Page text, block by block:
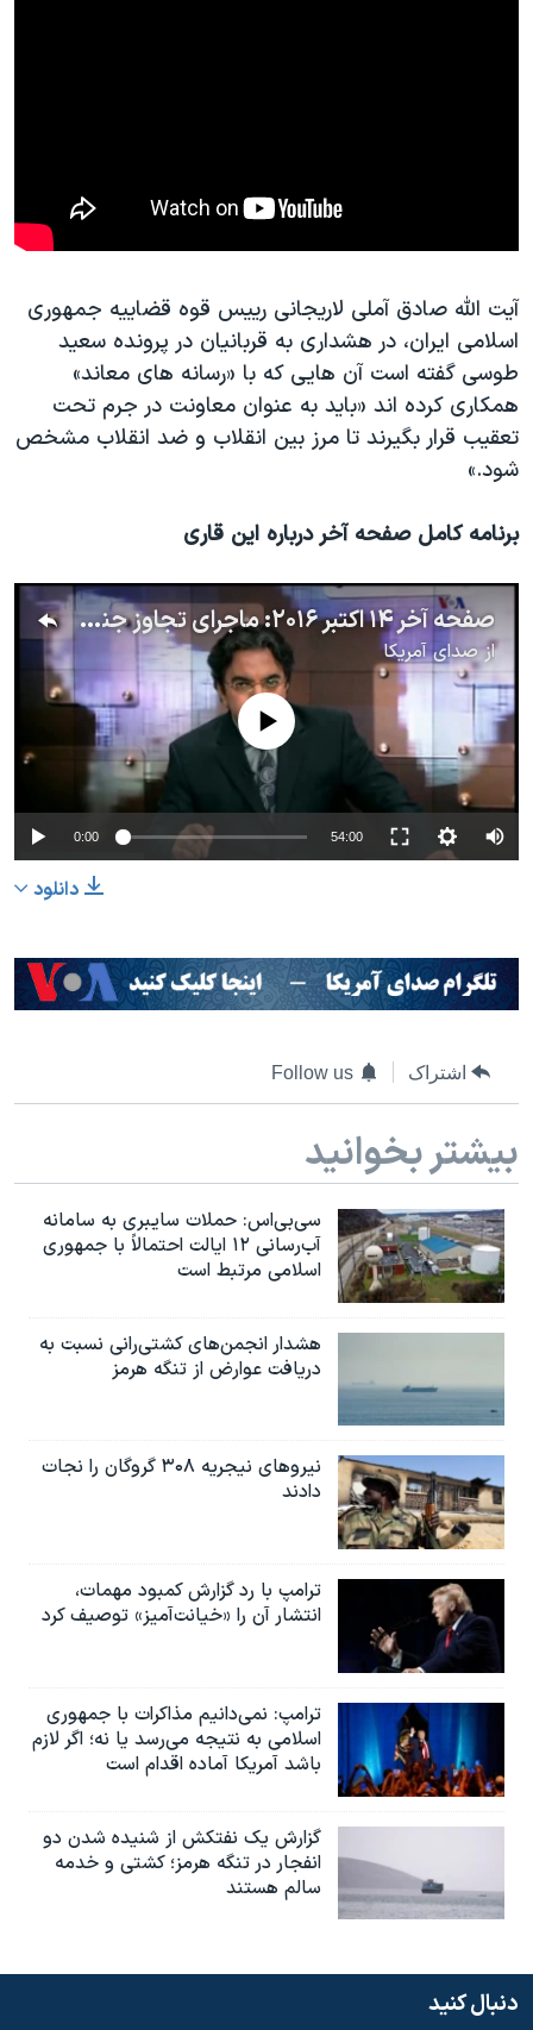
آیت الله صادق آملی لاریجانی رییس قوه قضاییه جمهوری
اسلامی ایران، در هشداری به قربانیان در پرونده سعید
طوسی گفته است آن هایی که با «رسانه های معاند»
همکاری کرده اند «باید به عنوان معاونت در جرم تحت
تعقیب قرار بگیرند تا مرز بین انقلاب و ضد انقلاب مشخص
شود.»
برنامه کامل صفحه آخر درباره این قاری
صفحه آخر ۱۴ اکتبر ۲۰۱۶: ماجرای تجاوز جنسی حاج سعید طوسی، قاری قرآن بیت رهبر از زبان شاگردان او
ازصدای آمریکا
No media source currently available
0:00 54:00
دانلود
اشتراک Follow us
بیشتر بخوانید
سی‌بی‌اس: حملات سایبری به سامانه
آب‌رسانی ۱۲ ایالت احتمالاً با جمهوری
اسلامی مرتبط است
هشدار انجمن‌های کشتی‌رانی نسبت به
دریافت عوارض از تنگه هرمز
نیروهای نیجریه‌ ۳۰۸ گروگان را نجات
دادند
ترامپ با رد گزارش کمبود مهمات،
انتشار آن را «خیانت‌آمیز» توصیف کرد
ترامپ: نمی‌دانیم مذاکرات با جمهوری
اسلامی به نتیجه می‌رسد یا نه؛ اگر لازم
باشد آمریکا آماده اقدام است
گزارش یک نفتکش از شنیده شدن دو
انفجار در تنگه هرمز؛ کشتی و خدمه
سالم هستند
دنبال کنید